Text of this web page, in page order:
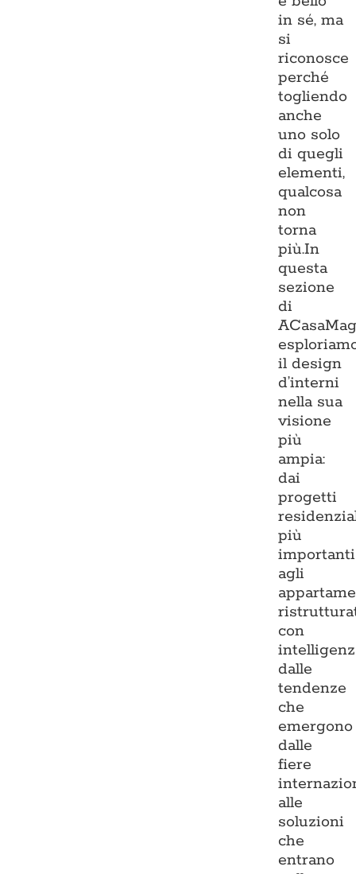
in sé, ma
si
riconosce
perché
togliendo
anche
uno solo
di quegli
elementi,
qualcosa
non
torna
più.In
questa
sezione
di
il design
d’interni
nella sua
visione
più
ampia:
dai
progetti
più
importanti
agli
con
dalle
tendenze
che
emergono
dalle
fiere
alle
soluzioni
che
entrano